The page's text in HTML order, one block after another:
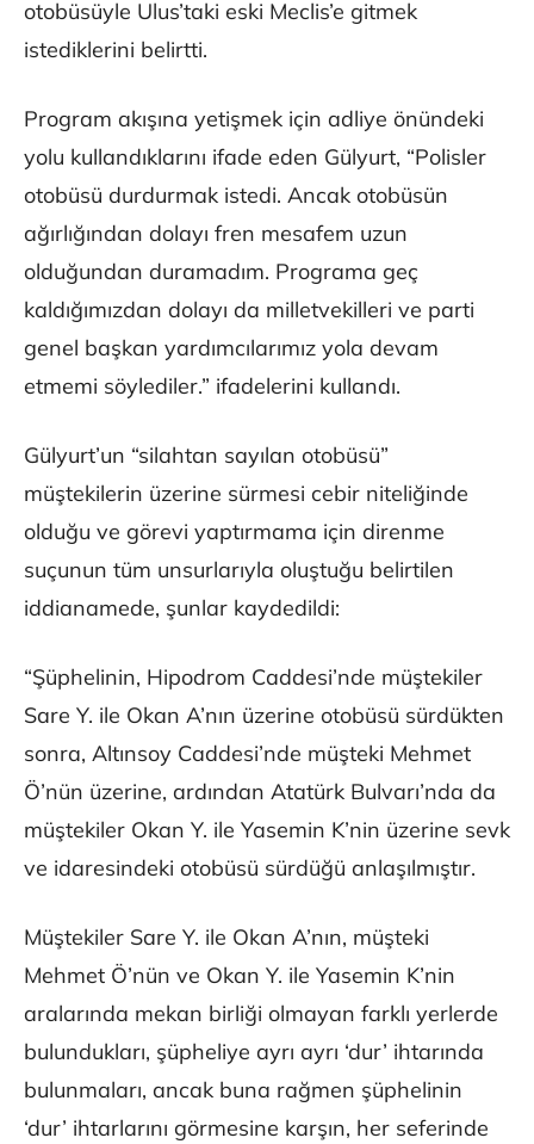
otobüsüyle Ulus’taki eski Meclis’e gitmek
istediklerini belirtti.
Program akışına yetişmek için adliye önündeki
yolu kullandıklarını ifade eden Gülyurt, “Polisler
otobüsü durdurmak istedi. Ancak otobüsün
ağırlığından dolayı fren mesafem uzun
olduğundan duramadım. Programa geç
kaldığımızdan dolayı da milletvekilleri ve parti
genel başkan yardımcılarımız yola devam
etmemi söylediler.” ifadelerini kullandı.
Gülyurt’un “silahtan sayılan otobüsü”
müştekilerin üzerine sürmesi cebir niteliğinde
olduğu ve görevi yaptırmama için direnme
suçunun tüm unsurlarıyla oluştuğu belirtilen
iddianamede, şunlar kaydedildi:
“Şüphelinin, Hipodrom Caddesi’nde müştekiler
Sare Y. ile Okan A’nın üzerine otobüsü sürdükten
sonra, Altınsoy Caddesi’nde müşteki Mehmet
Ö’nün üzerine, ardından Atatürk Bulvarı’nda da
müştekiler Okan Y. ile Yasemin K’nin üzerine sevk
ve idaresindeki otobüsü sürdüğü anlaşılmıştır.
Müştekiler Sare Y. ile Okan A’nın, müşteki
Mehmet Ö’nün ve Okan Y. ile Yasemin K’nin
aralarında mekan birliği olmayan farklı yerlerde
bulundukları, şüpheliye ayrı ayrı ‘dur’ ihtarında
bulunmaları, ancak buna rağmen şüphelinin
‘dur’ ihtarlarını görmesine karşın, her seferinde